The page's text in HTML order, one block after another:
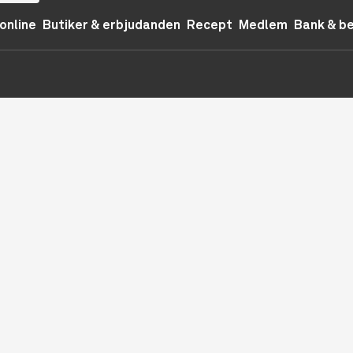
Butiker & erbjudanden Recept Medlem Bank &